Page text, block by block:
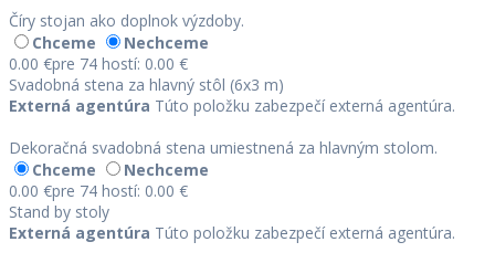
Číry stojan ako doplnok výzdoby.
Chceme
Nechceme
0.00 €pre 74 hostí: 0.00 €
Stand by stoly
Externá agentúra Túto položku zabezpečí externá agentúra.
Svadobná stena za hlavný stôl (6x3 m)
Externá agentúra Túto položku zabezpečí externá agentúra.
Dekoračná svadobná stena umiestnená za hlavným stolom.
Chceme
Nechceme
0.00 €pre 74 hostí: 0.00 €